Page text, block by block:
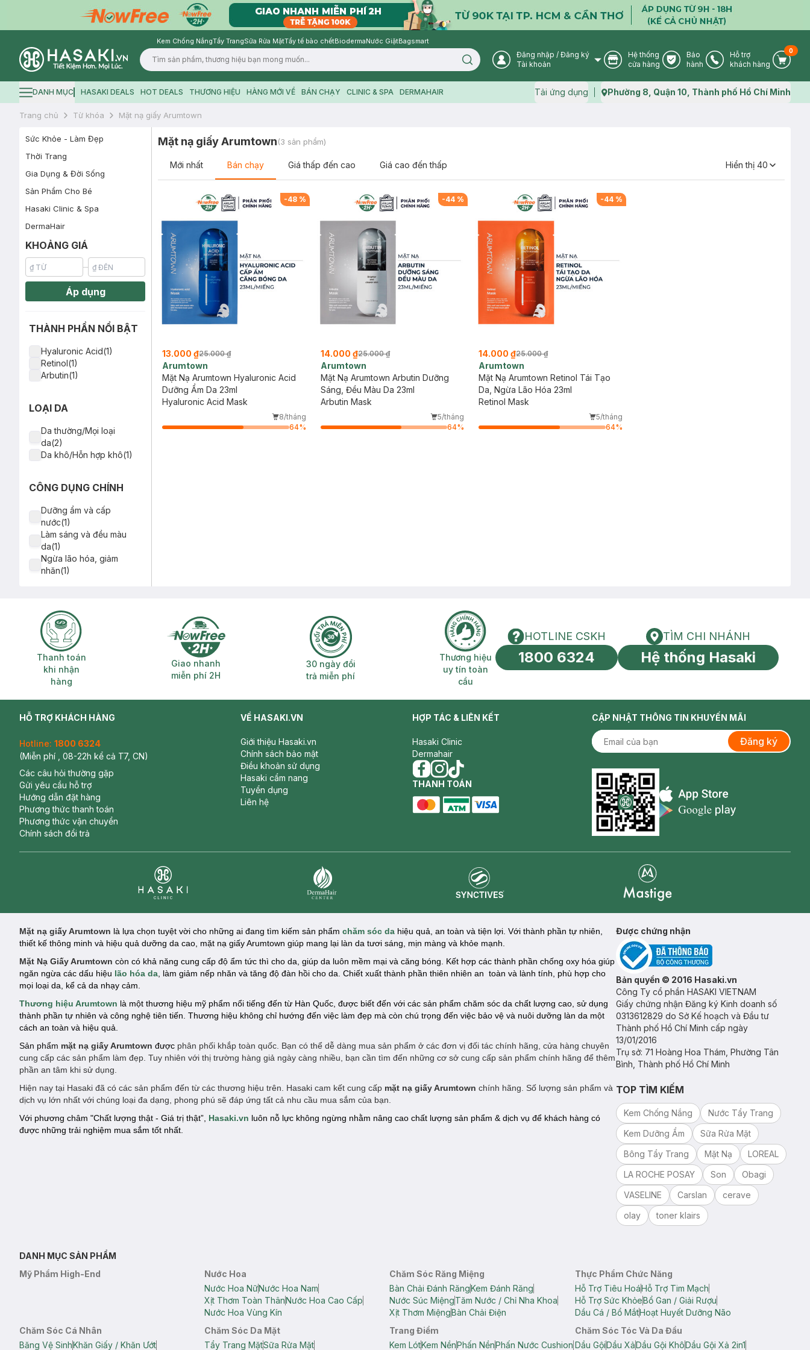
Kem Chống NắngTẩy TrangSữa Rửa MặtTẩy tế bào chếtBiodermaNước GiặtBagsmart
Logo
Search icon User Icon
Đăng nhập / Đăng ký
Tài khoản
Store Icon
Hệ thống
cửa hàng
Warranty Icon
Bảo
hành
Phone Icon
Hỗ trợ
khách hàng
Cart
0
Hamburger icon
DANH MỤC HASAKI DEALS HOT DEALS THƯƠNG HIỆU HÀNG MỚI VỀ BÁN CHẠY CLINIC & SPA DERMAHAIR Tải ứng dụng Map icon
Phường 8, Quận 10, Thành phố Hồ Chí Minh
Trang chủ Từ khóa Mặt nạ giấy Arumtown
Sức Khỏe - Làm Đẹp
Thời Trang
Gia Dụng & Đời Sống
Sản Phẩm Cho Bé
Hasaki Clinic & Spa
DermaHair
KHOẢNG GIÁ
Áp dụng
THÀNH PHẦN NỔI BẬT
Hyaluronic Acid(1)
Retinol(1)
Arbutin(1)
LOẠI DA
Da thường/Mọi loại
da(2)
Da khô/Hỗn hợp khô(1)
CÔNG DỤNG CHÍNH
Dưỡng ẩm và cấp
nước(1)
Làm sáng và đều màu
da(1)
Ngừa lão hóa, giảm
nhăn(1)
Mặt nạ giấy Arumtown(3 sản phẩm)
Mới nhất Bán chạy Giá thấp đến cao Giá cao đến thấp Hiển thị 40
-48%
13.000 ₫25.000 ₫
Arumtown
Mặt Nạ Arumtown Hyaluronic Acid
Dưỡng Ẩm Da 23ml
Hyaluronic Acid Mask
8/tháng
64%
-44 %
14.000 ₫25.000 ₫
Arumtown
Mặt Nạ Arumtown Arbutin Dưỡng
Sáng, Đều Màu Da 23ml
Arbutin Mask
5/tháng
64%
-44%
14.000 ₫25.000 ₫
Arumtown
Mặt Nạ Arumtown Retinol Tái Tạo
Da, Ngừa Lão Hóa 23ml
Retinol Mask
5/tháng
64%
Thanh toán khi nhận hàng
Thanh toán
khi nhận
hàng
Giao nhanh miễn phí 2H
Giao nhanh
miễn phí 2H
30 ngày đổi trả miễn phí
30 ngày đổi
trả miễn phí
Thương hiệu uy tín toàn cầu
Thương hiệu
uy tín toàn
cầu
HOTLINE CSKH
HOTLINE CSKH
1800 6324
Tìm chi nhánh
TÌM CHI NHÁNH
Hệ thống Hasaki
HỖ TRỢ KHÁCH HÀNG
Hotline: 1800 6324
(Miễn phí , 08-22h kể cả T7, CN)
Các câu hỏi thường gặp
Gửi yêu cầu hỗ trợ
Hướng dẫn đặt hàng
Phương thức thanh toán
Phương thức vận chuyển
Chính sách đổi trả
VỀ HASAKI.VN
Giới thiệu Hasaki.vn
Chính sách bảo mật
Điều khoản sử dụng
Hasaki cẩm nang
Tuyển dụng
Liên hệ
HỢP TÁC & LIÊN KẾT
Hasaki Clinic
Dermahair
facebook
instagram
tiktok
THANH TOÁN
CẬP NHẬT THÔNG TIN KHUYẾN MÃI
Đăng ký
Appstore icon
Mặt nạ giấy Arumtown là lựa chọn tuyệt vời cho những ai đang tìm kiếm sản phẩm chăm sóc da hiệu quả, an toàn và tiện lợi. Với thành phần tự nhiên,
thiết kế thông minh và hiệu quả dưỡng da cao, mặt nạ giấy Arumtown giúp mang lại làn da tươi sáng, mịn màng và khỏe mạnh.
Mặt Nạ Giấy Arumtown còn có khả năng cung cấp độ ẩm tức thì cho da, giúp da luôn mềm mại và căng bóng. Kết hợp các thành phần chống oxy hóa giúp
ngăn ngừa các dấu hiệu lão hóa da , làm giảm nếp nhăn và tăng độ đàn hồi cho da. Chiết xuất thành phần thiên nhiên an toàn và lành tính, phù hợp cho
mọi loại da, kể cả da nhạy cảm.
Thương hiệu Arumtown là một thương hiệu mỹ phẩm nổi tiếng đến từ Hàn Quốc, được biết đến với các sản phẩm chăm sóc da chất lượng cao, sử dụng
thành phần tự nhiên và công nghệ tiên tiến. Thương hiệu không chỉ hướng đến việc làm đẹp mà còn chú trọng đến việc bảo vệ và nuôi dưỡng làn da một
cách an toàn và hiệu quả.
Sản phẩm mặt nạ giấy Arumtown được phân phối khắp toàn quốc. Bạn có thể dễ dàng mua sản phẩm ở các đơn vị đối tác chính hãng, cửa hàng chuyên
cung cấp các sản phẩm làm đẹp. Tuy nhiên với thị trường hàng giả ngày càng nhiều, bạn cần tìm đến những cơ sở cung cấp sản phẩm chính hãng để thêm
phần an tâm khi sử dụng.
Hiện nay tại Hasaki đã có các sản phẩm đến từ các thương hiệu trên. Hasaki cam kết cung cấp mặt nạ giấy Arumtown chính hãng. Số lượng sản phẩm và
dịch vụ lớn nhất với chúng loại đa dạng, phong phú sẽ đáp ứng tất cả nhu cầu mua sắm của bạn.
Với phương châm "Chất lượng thật - Giá trị thật”, Hasaki.vn luôn nỗ lực không ngừng nhằm nâng cao chất lượng sản phẩm & dịch vụ để khách hàng có
được những trải nghiệm mua sắm tốt nhất.
Được chứng nhận
Bản quyền © 2016 Hasaki.vn
Công Ty cổ phần HASAKI VIETNAM
Giấy chứng nhận Đăng ký Kinh doanh số
0313612829 do Sở Kế hoạch và Đầu tư
Thành phố Hồ Chí Minh cấp ngày
13/01/2016
Trụ sở: 71 Hoàng Hoa Thám, Phường Tân
Bình, Thành phố Hồ Chí Minh
TOP TÌM KIẾM
Kem Chống Nắng
Nước Tẩy Trang
Kem Dưỡng Ẩm
Sữa Rửa Mặt
Bông Tẩy Trang
Mặt Nạ
LOREAL
LA ROCHE POSAY
Son
Obagi
VASELINE
Carslan
cerave
olay
toner klairs
DANH MỤC SẢN PHẨM
Mỹ Phẩm High-End
Nước Hoa
Nước Hoa NữNước Hoa Nam
Xịt Thơm Toàn ThânNước Hoa Cao Cấp
Nước Hoa Vùng Kín
Chăm Sóc Răng Miệng
Bàn Chải Đánh RăngKem Đánh Răng
Nước Súc MiệngTăm Nước / Chỉ Nha Khoa
Xịt Thơm MiệngBàn Chải Điện
Thực Phẩm Chức Năng
Hỗ Trợ Tiêu HoáHỗ Trợ Tim Mạch
Hỗ Trợ Sức KhỏeBổ Gan / Giải Rượu
Dầu Cá / Bổ MắtHoạt Huyết Dưỡng Não
Chăm Sóc Cá Nhân
Băng Vệ SinhKhăn Giấy / Khăn Ướt
Chăm Sóc Da Mặt
Tẩy Trang MặtSữa Rửa Mặt
Trang Điểm
Kem LótKem NềnPhấn NềnPhấn Nước Cushion
Chăm Sóc Tóc Và Da Đầu
Dầu GộiDầu XảDầu Gội KhôDầu Gội Xả 2in1